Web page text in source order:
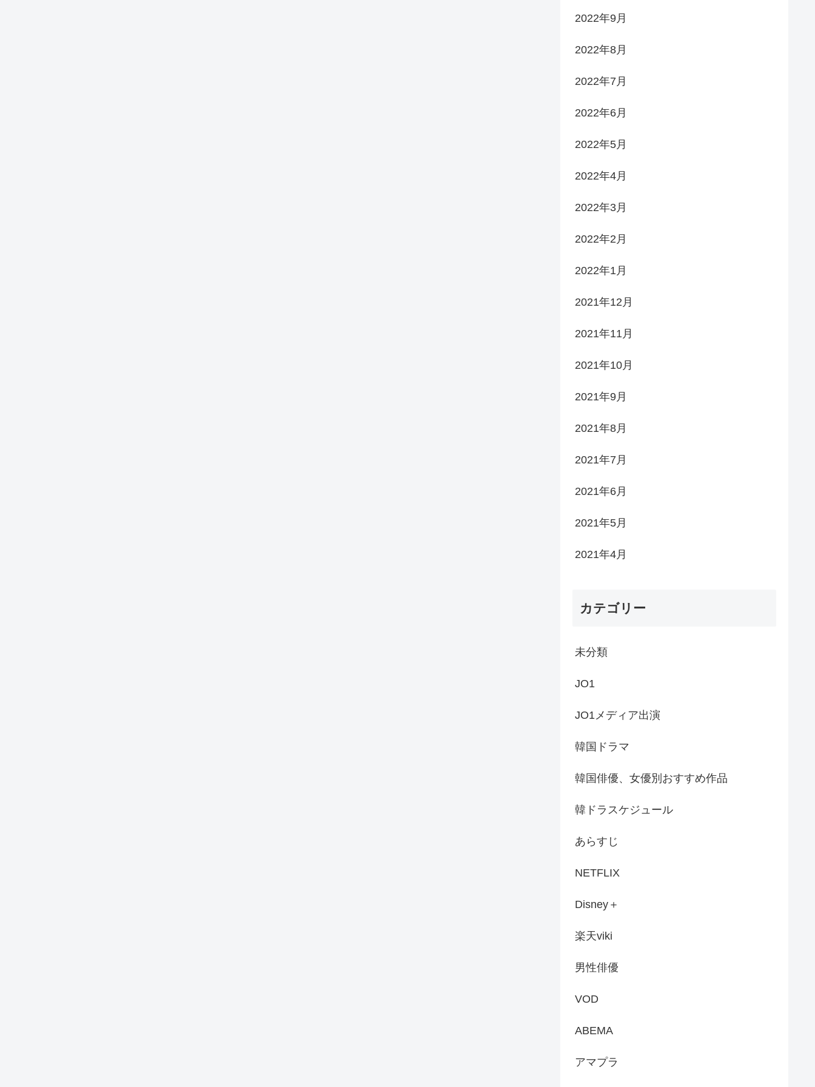
2022年9月
2022年8月
2022年7月
2022年6月
2022年5月
2022年4月
2022年3月
2022年2月
2022年1月
2021年12月
2021年11月
2021年10月
2021年9月
2021年8月
2021年7月
2021年6月
2021年5月
2021年4月
カテゴリー
未分類
JO1
JO1メディア出演
韓国ドラマ
韓国俳優、女優別おすすめ作品
韓ドラスケジュール
あらすじ
NETFLIX
Disney＋
楽天viki
男性俳優
VOD
ABEMA
アマプラ